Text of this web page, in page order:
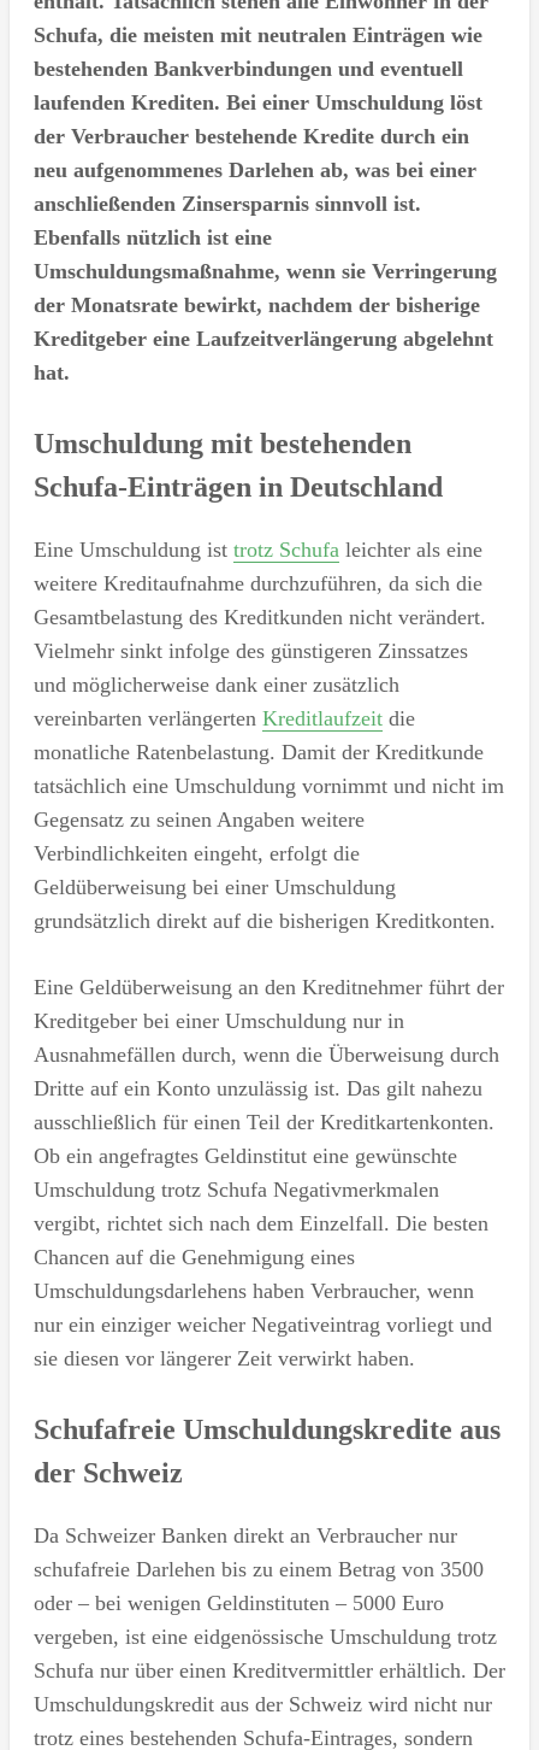
Schufa, die meisten mit neutralen Einträgen wie
bestehenden Bankverbindungen und eventuell
laufenden Krediten. Bei einer Umschuldung löst
der Verbraucher bestehende Kredite durch ein
neu aufgenommenes Darlehen ab, was bei einer
anschließenden Zinsersparnis sinnvoll ist.
Ebenfalls nützlich ist eine
Umschuldungsmaßnahme, wenn sie Verringerung
der Monatsrate bewirkt, nachdem der bisherige
Kreditgeber eine Laufzeitverlängerung abgelehnt
hat.
Umschuldung mit bestehenden
Schufa-Einträgen in Deutschland
Eine Umschuldung ist trotz Schufa leichter als eine
weitere Kreditaufnahme durchzuführen, da sich die
Gesamtbelastung des Kreditkunden nicht verändert.
Vielmehr sinkt infolge des günstigeren Zinssatzes
und möglicherweise dank einer zusätzlich
vereinbarten verlängerten Kreditlaufzeitdie
monatliche Ratenbelastung. Damit der Kreditkunde
tatsächlich eine Umschuldung vornimmt und nicht im
Gegensatz zu seinen Angaben weitere
Verbindlichkeiten eingeht, erfolgt die
Geldüberweisung bei einer Umschuldung
grundsätzlich direkt auf die bisherigen Kreditkonten.
Eine Geldüberweisung an den Kreditnehmer führt der
Kreditgeber bei einer Umschuldung nur in
Ausnahmefällen durch, wenn die Überweisung durch
Dritte auf ein Konto unzulässig ist. Das gilt nahezu
ausschließlich für einen Teil der Kreditkartenkonten.
Ob ein angefragtes Geldinstitut eine gewünschte
Umschuldung trotz Schufa Negativmerkmalen
vergibt, richtet sich nach dem Einzelfall. Die besten
Chancen auf die Genehmigung eines
Umschuldungsdarlehens haben Verbraucher, wenn
nur ein einziger weicher Negativeintrag vorliegt und
sie diesen vor längerer Zeit verwirkt haben.
Schufafreie Umschuldungskredite aus
der Schweiz
Da Schweizer Banken direkt an Verbraucher nur
schufafreie Darlehen bis zu einem Betrag von 3500
oder – bei wenigen Geldinstituten – 5000 Euro
vergeben, ist eine eidgenössische Umschuldung trotz
Schufa nur über einen Kreditvermittler erhältlich. Der
Umschuldungskredit aus der Schweiz wird nicht nur
trotz eines bestehenden Schufa-Eintrages, sondern